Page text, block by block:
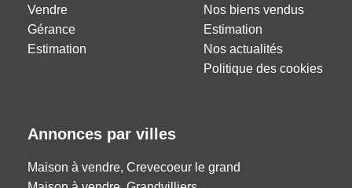
Vendre
Gérance
Estimation
Nos biens vendus
Estimation
Nos actualités
Politique des cookies
Annonces par villes
Maison à vendre, Crevecoeur le grand